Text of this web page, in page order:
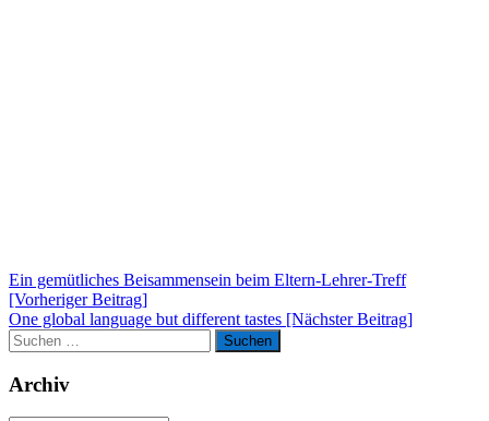
Beitragsnavigation
Ein gemütliches Beisammensein beim Eltern-Lehrer-Treff
[Vorheriger Beitrag]
One global language but different tastes [Nächster Beitrag]
Suchen
nach:
Suchen
Archiv